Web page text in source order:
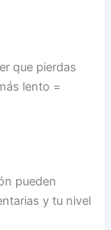
que pierdas
lento =
pueden
y tu nivel